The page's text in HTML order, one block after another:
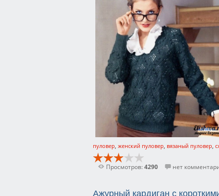
пуловер, женский пуловер, вязаный пуловер,
Просмотров:4290 нет
Ажурный кардиган с